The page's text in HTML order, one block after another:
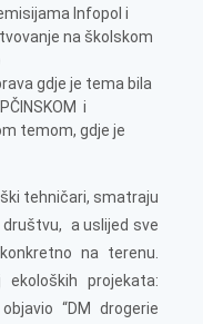
Infopol i
na školskom
gdje je tema bila
i
temom, gdje je
tehničari, smatraju
a uslijed sve
na terenu.
projekata:
“DM drogerie